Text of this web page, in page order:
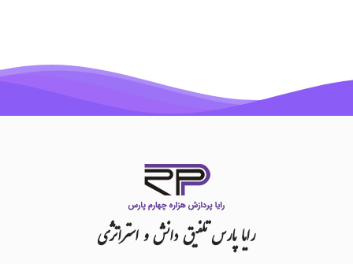
رایاپارستلفیقدانشواستراتژی